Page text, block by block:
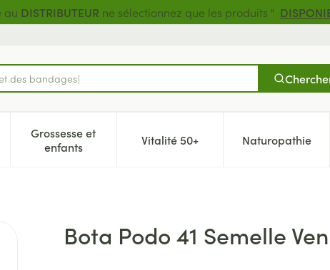
au DISTRIBUTEUR ne sélectionnez que les produits "
des bandages
Beauté, soins et hygiène
sous-menu pour la catégorie Régime, alimentation &
Grossesse et
enfantsAfficher le sous-menu pour la catégorie Grossesse
Vitalité 50+Afficher le sous-menu pour la
Naturopathie
Afficher
Taille 38Bota Podo 41 Semelle